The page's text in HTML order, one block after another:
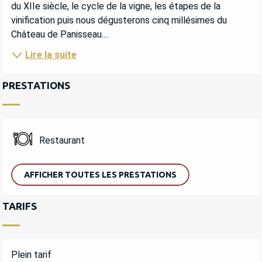
du XIIe siècle, le cycle de la vigne, les étapes de la
vinification puis nous dégusterons cinq millésimes du
Château de Panisseau....
Lire la suite
PRESTATIONS
Restaurant
AFFICHER TOUTES LES PRESTATIONS
TARIFS
Plein tarif